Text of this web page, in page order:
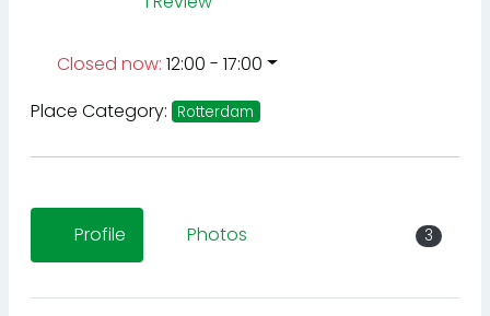
Closed now: 12:00 - 17:00
Place Category: Rotterdam
Profile Photos 3